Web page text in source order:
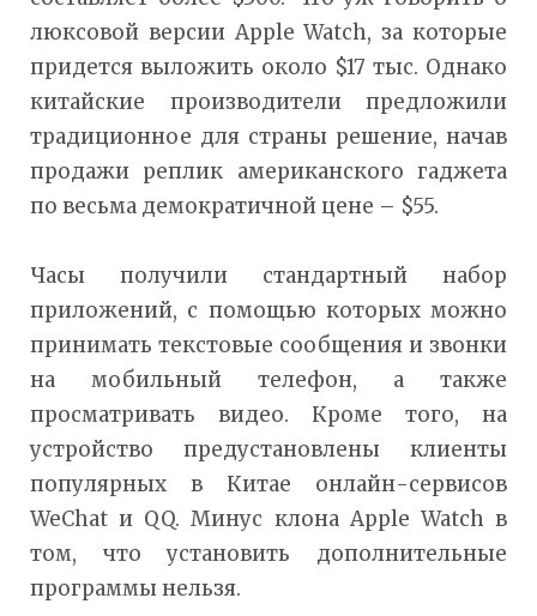
люксовой версии Apple Watch, за которые
придется выложить около $17 тыс. Однако
китайские производители предложили
традиционное для страны решение, начав
продажи реплик американского гаджета
по весьма демократичной цене – $55.
Часы получили стандартный набор
приложений, с помощью которых можно
принимать текстовые сообщения и звонки
на мобильный телефон, а также
просматривать видео. Кроме того, на
устройство предустановлены клиенты
популярных в Китае онлайн-сервисов
WeChat и QQ. Минус клона Apple Watch в
том, что установить дополнительные
программы нельзя.